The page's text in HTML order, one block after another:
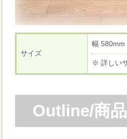
サイズ
幅
※ 詳しい
Outline/商